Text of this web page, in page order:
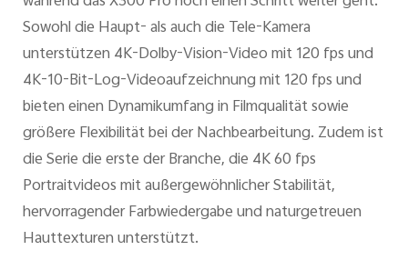
Sowohl die Haupt- als auch die Tele-Kamera
unterstützen 4K-Dolby-Vision-Video mit 120 fps und
4K-10-Bit-Log-Videoaufzeichnung mit 120 fps und
bieten einen Dynamikumfang in Filmqualität sowie
größere Flexibilität bei der Nachbearbeitung. Zudem ist
die Serie die erste der Branche, die 4K 60 fps
Portraitvideos mit außergewöhnlicher Stabilität,
hervorragender Farbwiedergabe und naturgetreuen
Hauttexturen unterstützt.